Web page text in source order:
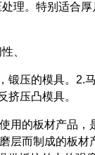
理。特别适合
、
压的模具。2.
压凸模具。
的板材产品，
层而制成的板材